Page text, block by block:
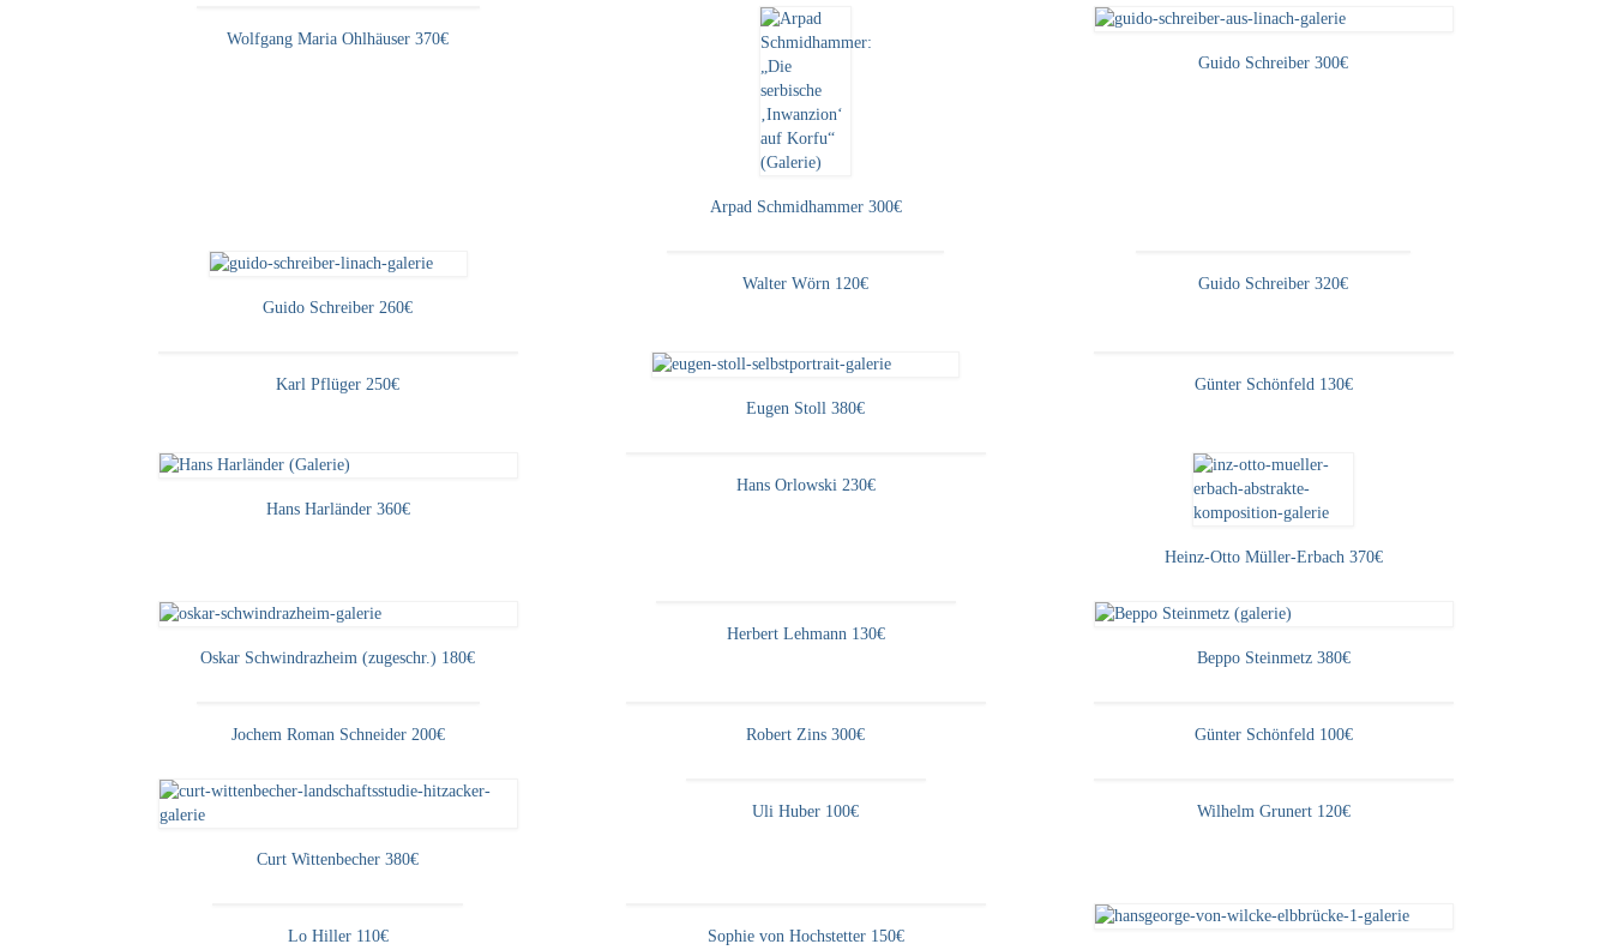
Wolfgang Maria Ohlhäuser 370€
Arpad Schmidhammer 300€
Guido Schreiber 300€
Guido Schreiber 260€
Walter Wörn 120€ Guido Schreiber 320€
Karl Pflüger 250€
Eugen Stoll 380€
Günter Schönfeld 130€
Hans Harländer 360€
Hans Orlowski 230€
Heinz-Otto Müller-Erbach 370€
Oskar Schwindrazheim (zugeschr.) 180€
Herbert Lehmann 130€
Beppo Steinmetz 380€
Jochem Roman Schneider 200€ Robert Zins 300€ Günter Schönfeld 100€
Curt Wittenbecher 380€
Uli Huber 100€ Wilhelm Grunert 120€
Lo Hiller 110€
Sophie von Hochstetter 150€